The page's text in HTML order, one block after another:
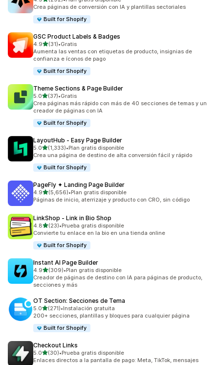
292 reseñas en total
Crea páginas de conversión con IA y plantillas sectoriales
Built for Shopify
GSC Product Labels & Badges
4.9de 5 estrellas
(31)
31 reseñas en total
•Gratis
Aumenta las ventas con etiquetas de producto, insignias de
confianza e íconos de pago
Built for Shopify
Theme Sections & Page Builder
5.0de 5 estrellas
(37)
37 reseñas en total
•Gratis
Crea páginas más rápido con más de 40 secciones de temas y un
creador de páginas con IA
Built for Shopify
LayoutHub ‑ Easy Page Builder
5.0de 5 estrellas
(1,333)
1333 reseñas en total
•Plan gratis disponible
Crea una página de destino de alta conversión fácil y rápido
Built for Shopify
PageFly ✦ Landing Page Builder
4.9de 5 estrellas
(5,656)
5656 reseñas en total
•Plan gratis disponible
Páginas de inicio, aterrizaje y producto con CRO, sin código
LinkShop ‑ Link in Bio Shop
4.8de 5 estrellas
(23)
23 reseñas en total
•Prueba gratis disponible
Convierte tu enlace en la bio en una tienda online
Built for Shopify
Instant AI Page Builder
4.9de 5 estrellas
(309)
309 reseñas en total
•Plan gratis disponible
Creador de páginas de destino con IA para páginas de producto,
secciones y más
OT Section: Secciones de Tema
5.0de 5 estrellas
(271)
271 reseñas en total
•Instalación gratuita
200+ secciones, plantillas y bloques para cualquier página
Built for Shopify
Checkout Links
5.0de 5 estrellas
(30)
30 reseñas en total
•Prueba gratis disponible
Enlaces directos a la pantalla de pago: Meta, TikTok, mensajes